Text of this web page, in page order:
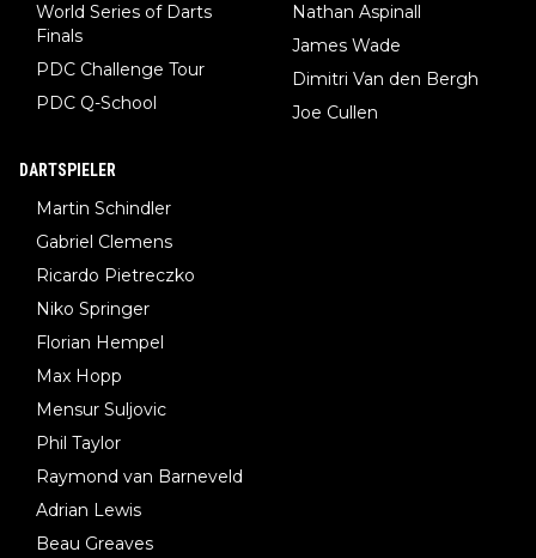
World Series of Darts
Finals
PDC Challenge Tour
PDC Q-School
Nathan Aspinall
James Wade
Dimitri Van den Bergh
Joe Cullen
DARTSPIELER
Martin Schindler
Gabriel Clemens
Ricardo Pietreczko
Niko Springer
Florian Hempel
Max Hopp
Mensur Suljovic
Phil Taylor
Raymond van Barneveld
Adrian Lewis
Beau Greaves